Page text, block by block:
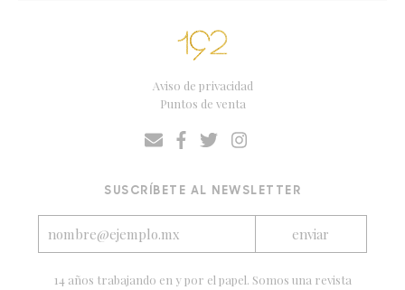
Aviso de privacidad
Puntos de venta
SUSCRÍBETE AL NEWSLETTER
14 años trabajando en y por el papel. Somos una revista